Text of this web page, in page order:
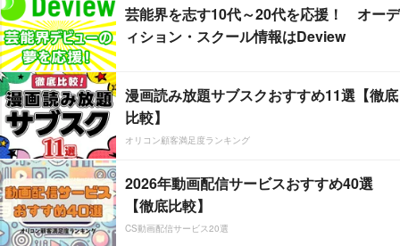
芸能界を志す10代～20代を応援！ オーデ
ィション・スクール情報はDeview
漫画読み放題サブスクおすすめ11選【徹底
比較】
オリコン顧客満足度ランキング
2026年動画配信サービスおすすめ40選
【徹底比較】
CS動画配信サービス20選